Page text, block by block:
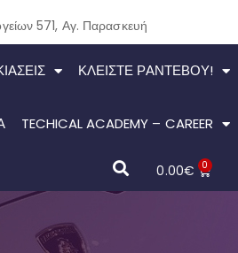
571, Αγ. Παρασκευή
ΚΛΕΊΣΤΕ ΡΑΝΤΕΒΟΎ!
TECHICAL ACADEMY – CAREER
0.00€ 0